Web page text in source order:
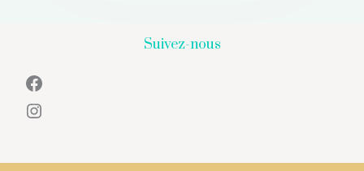
Suivez-nous
Facebook
Instagram